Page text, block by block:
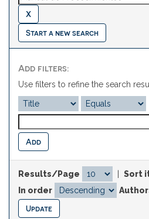
Start a new search
Add filters:
Use filters to refine the search
Results/Page
Sort
In order